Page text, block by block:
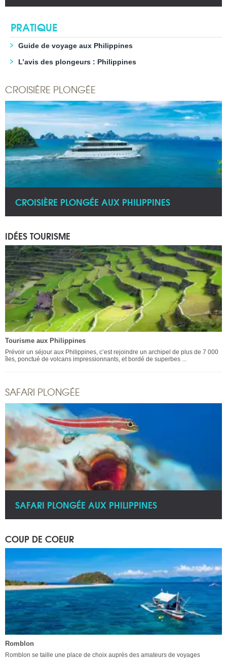
PRATIQUE
Guide de voyage aux Philippines
L’avis des plongeurs : Philippines
CROISIÈRE PLONGÉE
CROISIÈRE PLONGÉE AUX PHILIPPINES
IDÉES TOURISME
Tourisme aux Philippines
Prévoir un séjour aux Philippines, c’est rejoindre un archipel de plus de 7 000
îles, ponctué de volcans impressionnants, et bordé de superbes ...
SAFARI PLONGÉE
SAFARI PLONGÉE AUX PHILIPPINES
COUP DE COEUR
Romblon
Romblon se taille une place de choix auprès des amateurs de voyages